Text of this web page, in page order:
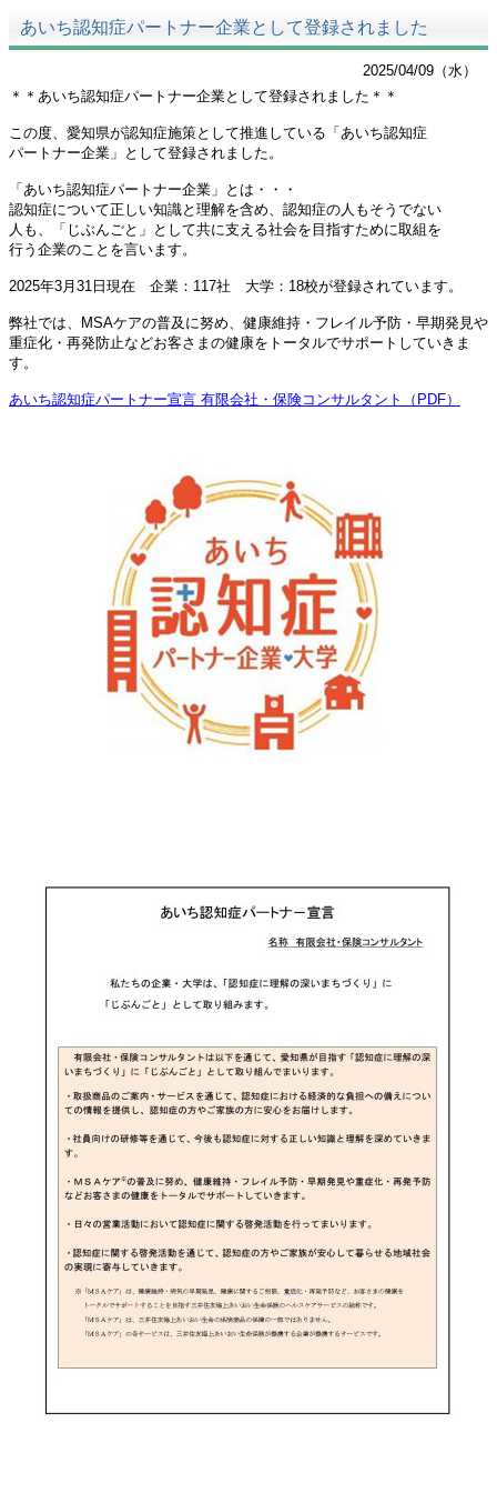
あいち認知症パートナー企業として登録されました
2025/04/09（水）
＊＊あいち認知症パートナー企業として登録されました＊＊
この度、愛知県が認知症施策として推進している「あいち認知症
パートナー企業」として登録されました。
「あいち認知症パートナー企業」とは・・・
認知症について正しい知識と理解を含め、認知症の人もそうでない
人も、「じぶんごと」として共に支える社会を目指すために取組を
行う企業のことを言います。
2025年3月31日現在 企業：117社 大学：18校が登録されています。
弊社では、MSAケアの普及に努め、健康維持・フレイル予防・早期発見や
重症化・再発防止などお客さまの健康をトータルでサポートしていきま
す。
あいち認知症パートナー宣言 有限会社・保険コンサルタント（PDF）